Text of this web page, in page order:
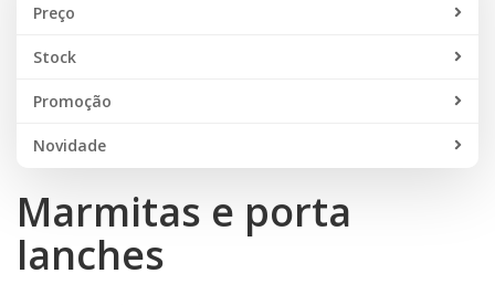
Preço
Stock
Promoção
Novidade
Marmitas e porta
lanches